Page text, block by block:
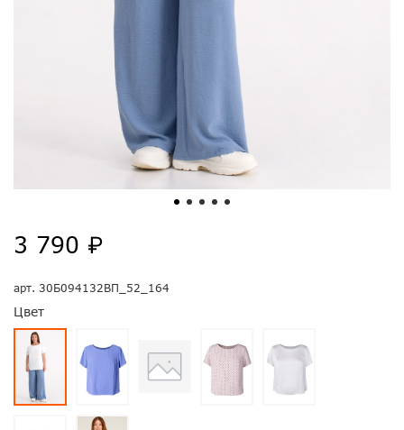
арт. 30Б094132ВП_52_164
Цвет
3 790 ₽